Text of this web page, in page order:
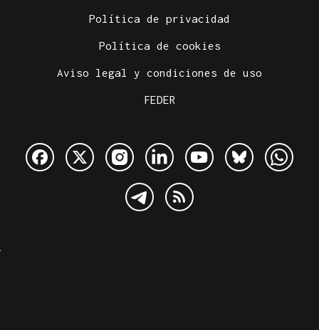
Política de privacidad
Política de cookies
Aviso legal y condiciones de uso
FEDER